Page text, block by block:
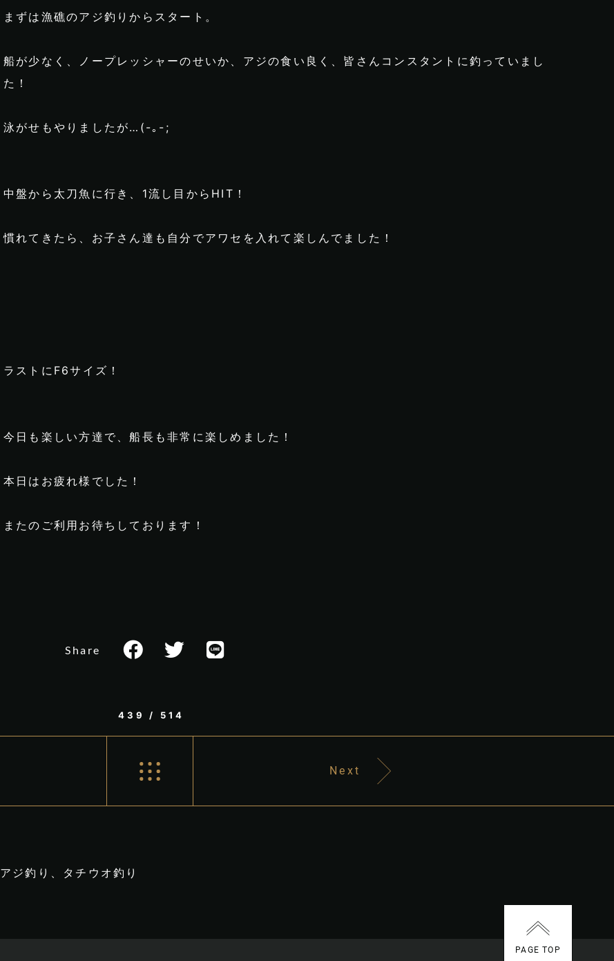
まずは漁礁のアジ釣りからスタート。
船が少なく、ノープレッシャーのせいか、アジの食い良く、皆さんコンスタントに釣っていまし
た！
泳がせもやりましたが…(-｡-;
中盤から太刀魚に行き、1流し目からHIT！
慣れてきたら、お子さん達も自分でアワセを入れて楽しんでました！
ラストにF6サイズ！
今日も楽しい方達で、船長も非常に楽しめました！
本日はお疲れ様でした！
またのご利用お待ちしております！
Share
439 / 514
Next
アジ釣り、タチウオ釣り
PAGE TOP